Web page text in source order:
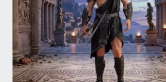
Ce modèle est idéal pour :
Jeux vidéo fantasyCinématiques
personnageCourts-
importante